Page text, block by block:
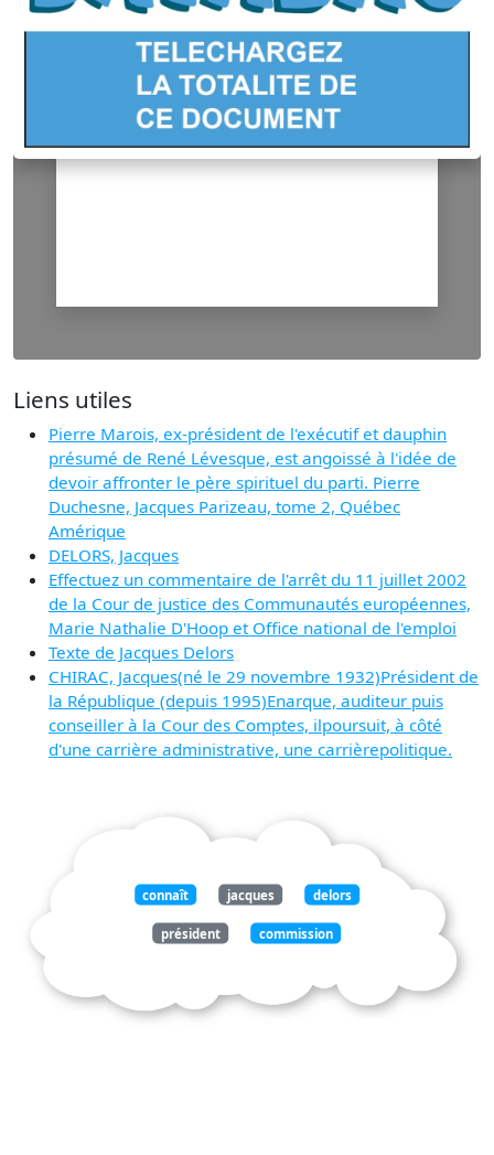
Liens utiles
Pierre Marois, ex-président de l'exécutif et dauphin
présumé de René Lévesque, est angoissé à l'idée de
devoir affronter le père spirituel du parti. Pierre
Duchesne, Jacques Parizeau, tome 2, Québec
Amérique
DELORS, Jacques
Effectuez un commentaire de l'arrêt du 11 juillet 2002
de la Cour de justice des Communautés européennes,
Marie Nathalie D'Hoop et Office national de l'emploi
Texte de Jacques Delors
CHIRAC, Jacques(né le 29 novembre 1932)Président de
la République (depuis 1995)Enarque, auditeur puis
conseiller à la Cour des Comptes, ilpoursuit, à côté
d'une carrière administrative, une carrièrepolitique.
connaît jacques delors
président commission